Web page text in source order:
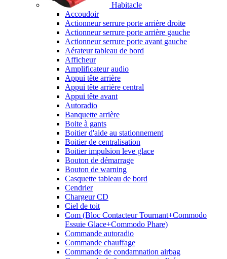
Habitacle
Accoudoir
Actionneur serrure porte arrière droite
Actionneur serrure porte arrière gauche
Actionneur serrure porte avant gauche
Aérateur tableau de bord
Afficheur
Amplificateur audio
Appui tête arrière
Appui tête arrière central
Appui tête avant
Autoradio
Banquette arrière
Boite à gants
Boitier d'aide au stationnement
Boitier de centralisation
Boitier impulsion leve glace
Bouton de démarrage
Bouton de warning
Casquette tableau de bord
Cendrier
Chargeur CD
Ciel de toit
Com (Bloc Contacteur Tournant+Commodo
Essuie Glace+Commodo Phare)
Commande autoradio
Commande chauffage
Commande de condamnation airbag